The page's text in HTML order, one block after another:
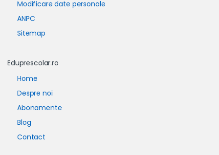
Modificare date personale
ANPC
Sitemap
Eduprescolar.ro
Home
Despre noi
Abonamente
Blog
Contact